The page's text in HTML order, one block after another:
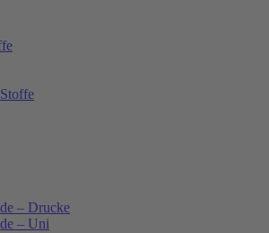
– Drucke
– Uni